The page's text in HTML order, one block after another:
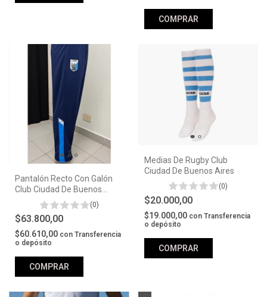
COMPRAR
Pantalón Recto Con Galón
Club Ciudad De Buenos
(0)
$63.800,00
$60.610,00 con Transferencia
o depósito
COMPRAR
Medias De Rugby Club
Ciudad De Buenos Aires
(0)
$20.000,00
$19.000,00 con Transferencia
o depósito
COMPRAR